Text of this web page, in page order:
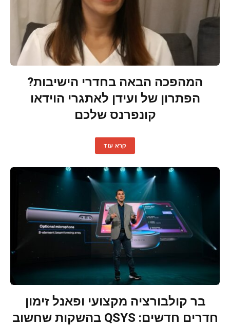
המהפכה הבאה בחדרי הישיבות?
הפתרון של ועידן לאתגרי הוידאו
קונפרנס שלכם
קרא עוד
בר קולבורציה מקצועי ופאנל זימון
חדרים חדשים: QSYS בהשקות שחשוב